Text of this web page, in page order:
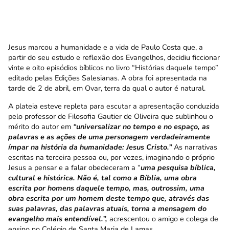
Jesus marcou a humanidade e a vida de Paulo Costa que, a
partir do seu estudo e reflexão dos Evangelhos, decidiu ficcionar
vinte e oito episódios bíblicos no livro “Histórias daquele tempo”
editado pelas Edições Salesianas. A obra foi apresentada na
tarde de 2 de abril, em Ovar, terra da qual o autor é natural.
A plateia esteve repleta para escutar a apresentação conduzida
pelo professor de Filosofia Gautier de Oliveira que sublinhou o
mérito do autor em “universalizar no tempo e no espaço, as
palavras e as ações de uma personagem verdadeiramente
ímpar na história da humanidade: Jesus Cristo.”As narrativas
escritas na terceira pessoa ou, por vezes, imaginando o próprio
Jesus a pensar e a falar obedeceram a “uma pesquisa bíblica,
cultural e histórica. Não é, tal como a Bíblia, uma obra
escrita por homens daquele tempo, mas, outrossim, uma
obra escrita por um homem deste tempo que, através das
suas palavras, das palavras atuais, torna a mensagem do
evangelho mais entendível.”, acrescentou o amigo e colega de